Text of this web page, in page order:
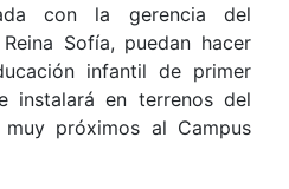
con la gerencia del
Sofía, puedan hacer
infantil de primer
instalará en terrenos del
próximos al Campus